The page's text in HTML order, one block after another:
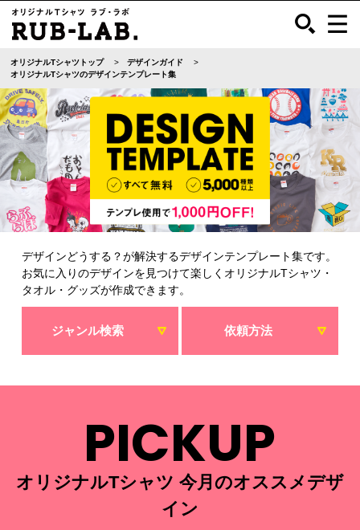
オリジナルTシャツトップ
デザインガイド
オリジナルTシャツのデザインテンプレート集
デザインどうする？が解決するデザインテンプレート集です。
お気に入りのデザインを見つけて楽しくオリジナルTシャツ・
タオル・グッズが作成できます。
ジャンル検索 依頼方法
PICKUP
オリジナルTシャツ 今月のオススメデザ
イン